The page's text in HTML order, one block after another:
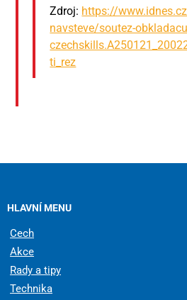
Zdroj: https://
navsteve/soutez-
ti_rez
HLAVNÍ MENU
Cech
Akce
Rady a tipy
Technika